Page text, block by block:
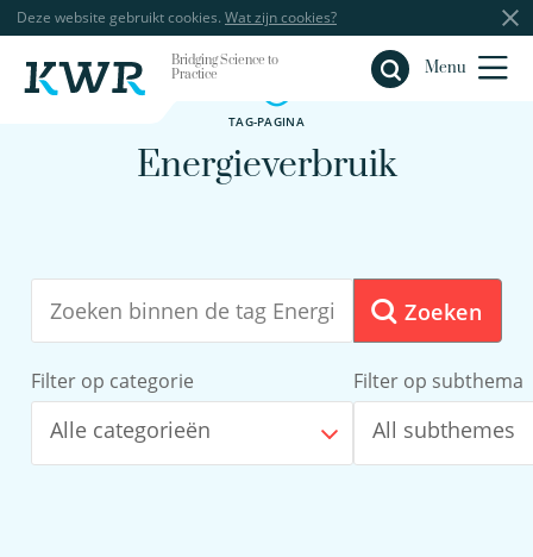
Deze website gebruikt cookies. Wat zijn cookies?
Bridging Science to
Practice
Menu
Sluiten
TAG-PAGINA
Energieverbruik
Zoeken
Filter op categorie
Alle categorieën
Filter op subthema
All subthemes